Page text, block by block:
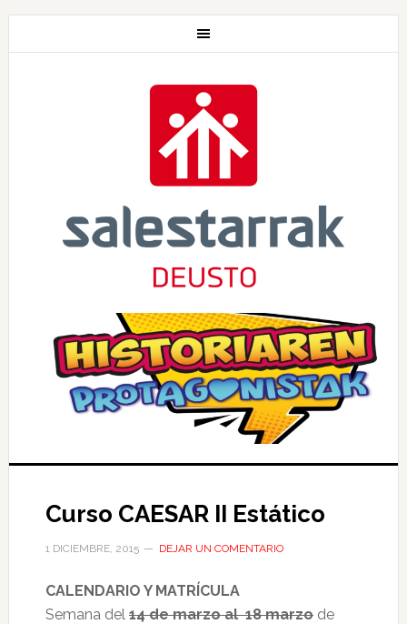
Curso CAESAR II Estático
1 DICIEMBRE, 2015 DEJAR UN COMENTARIO
CALENDARIO Y MATRÍCULA
Semana del 14 de marzo al 18 marzode